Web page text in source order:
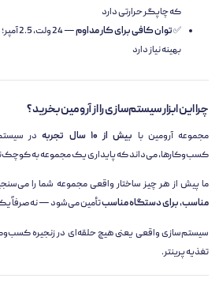
که چاپگر حرارتی دارد
✅توان کافی برای کار مداوم
— 24
بهینه نیاز دارد
چرا این ابزار سیستم‌سازی را از آرومین بخرید؟
مجموعه آرومین با بیش از ۱۰ سال تجربه در
کسب‌وکارها، می‌داند که پایداری یک مجموعه به
ما پیش از هر چیز ساختار واقعی مجموعه شما را
مناسب، برای دستگاه مناسبتأمین می‌شود — نه صرفاً
سیستم‌سازی واقعی یعنی هیچ حلقه‌ای در زنجیره
تغذیه پرینتر.